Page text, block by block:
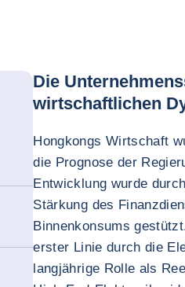
Die
wirtschaftlichen
Hongkongs Wirtschaft
die Prognose der
Entwicklung wurde
Stärkung des
Binnenkonsums
erster Linie durch die
langjährige Rolle als